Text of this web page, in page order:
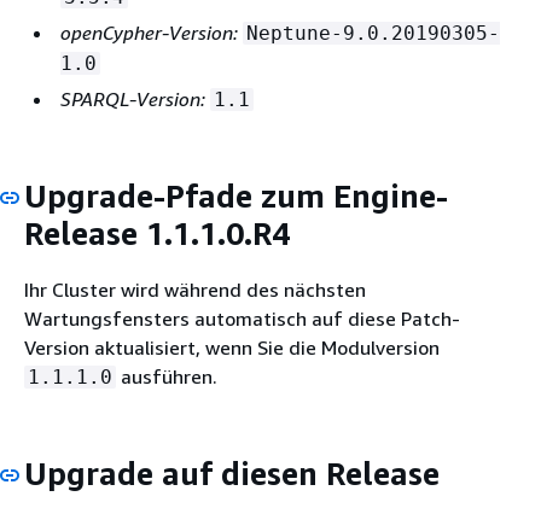
openCypher-Version: Neptune-9.0.20190305-
1.0
SPARQL-Version: 1.1
Upgrade-Pfade zum Engine-
Release 1.1.1.0.R4
Ihr Cluster wird während des nächsten
Wartungsfensters automatisch auf diese Patch-
Version aktualisiert, wenn Sie die Modulversion
1.1.1.0 ausführen.
Upgrade auf diesen Release